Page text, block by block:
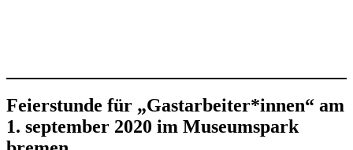
Feierstunde für „Gastarbeiter*innen“ am
1. september 2020 im Museumspark